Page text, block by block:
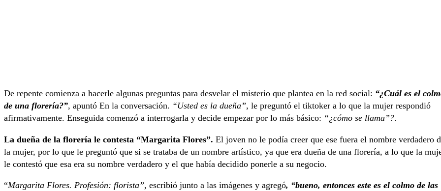
De repente comienza a hacerle algunas preguntas para desvelar el misterio que plantea en la red social: “¿Cuál es el
de una florería?”, apuntó En la conversación. “Usted es la dueña”, le preguntó el tiktoker a lo que la mujer respondió
afirmativamente. Enseguida comenzó a interrogarla y decide empezar por lo más básico: “¿cómo se llama”?.
La dueña de la florería le contesta “Margarita Flores”. El joven no le podía creer que ese fuera el nombre verdadero
la mujer, por lo que le preguntó que si se trataba de un nombre artístico, ya que era dueña de una florería, a lo que la
le contestó que esa era su nombre verdadero y el que había decidido ponerle a su negocio.
“Margarita Flores. Profesión: florista”, escribió junto a las imágenes y agregó, “bueno, entonces este es el colmo de las